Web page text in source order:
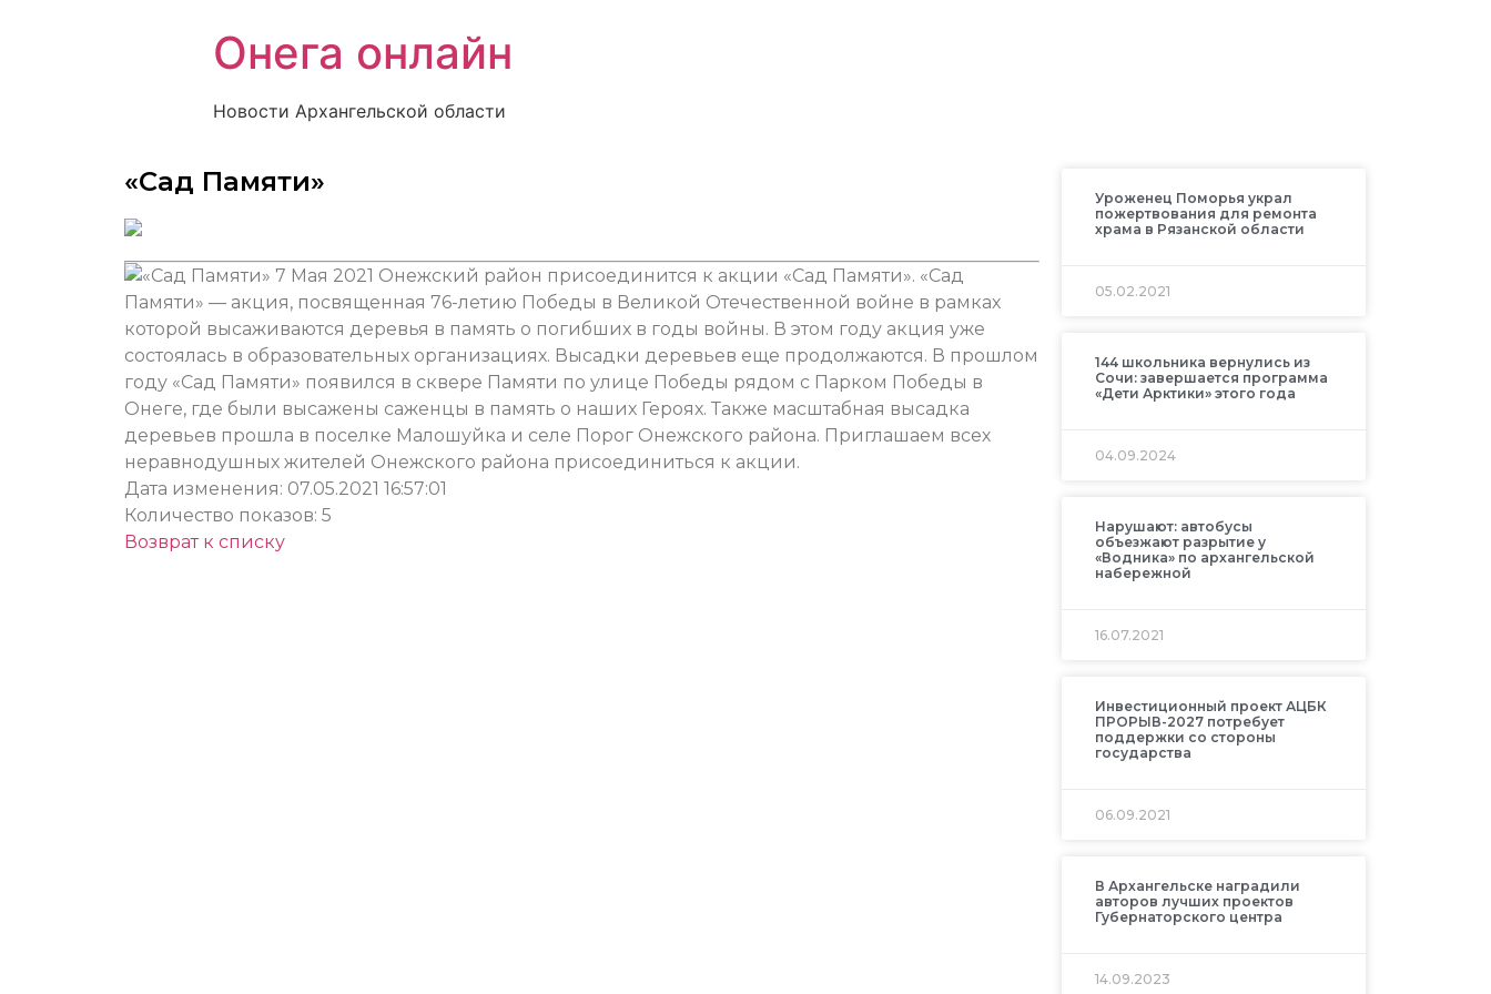
Онега онлайн
Новости Архангельской области
«Сад Памяти»
7 Мая 2021 Онежский район присоединится к акции «Сад Памяти». «Сад
Памяти» — акция, посвященная 76-летию Победы в Великой Отечественной войне в рамках
которой высаживаются деревья в память о погибших в годы войны. В этом году акция уже
состоялась в образовательных организациях. Высадки деревьев еще продолжаются. В прошлом
году «Сад Памяти» появился в сквере Памяти по улице Победы рядом с Парком Победы в
Онеге, где были высажены саженцы в память о наших Героях. Также масштабная высадка
деревьев прошла в поселке Малошуйка и селе Порог Онежского района. Приглашаем всех
неравнодушных жителей Онежского района присоединиться к акции.
Дата изменения: 07.05.2021 16:57:01
Количество показов: 5
Возврат к списку
Уроженец Поморья украл
пожертвования для ремонта
храма в Рязанской области
05.02.2021
144 школьника вернулись из
Сочи: завершается программа
«Дети Арктики» этого года
04.09.2024
Нарушают: автобусы
объезжают разрытие у
«Водника» по архангельской
набережной
16.07.2021
Инвестиционный проект АЦБК
ПРОРЫВ-2027 потребует
поддержки со стороны
государства
06.09.2021
В Архангельске наградили
авторов лучших проектов
Губернаторского центра
14.09.2023